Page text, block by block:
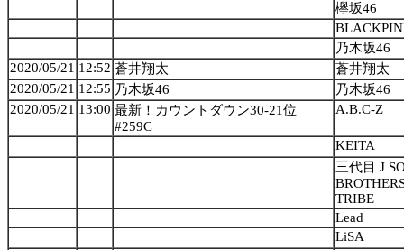
欅坂46
乃木坂46
2020/05/21 12:52 蒼井翔太
蒼井翔太
2020/05/21 12:55 乃木坂46
乃木坂46
2020/05/21 13:00 最新！カウントダウン30-21位
#259C
A.B.C-Z
KEITA
三代目 J
TRIBE
Lead
LiSA